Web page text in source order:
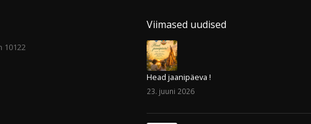
10122
Viimased uudised
Head jaanipäeva !
23. juuni 2026